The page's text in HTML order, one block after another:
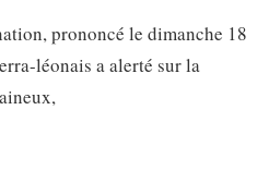
prononcé le dimanche 18
léonais a alerté sur la